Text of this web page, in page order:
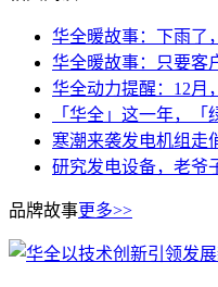
华全暖故事：下雨了
华全暖故事：只要客
华全动力提醒：12月
「华全」这一年，「
寒潮来袭发电机组走
研究发电设备，老爷
品牌故事更多>>